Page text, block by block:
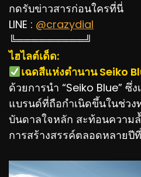
กดรับข่าวสารก่อนใครที่นี่
LINE : @crazydial
╚═════════╝
ไฮไลต์เด็ด:
เฉดสีแห่งตำนาน Seiko
ด้วยการนำ “Seiko Blue” ซึ่
แบรนด์ที่ถือกำเนิดขึ้นในช่วง
บันดาลใจหลัก สะท้อนความ
การสร้างสรรค์ตลอดหลาย